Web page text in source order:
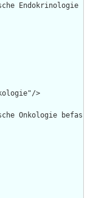
Endokrinologie
>
Onkologie